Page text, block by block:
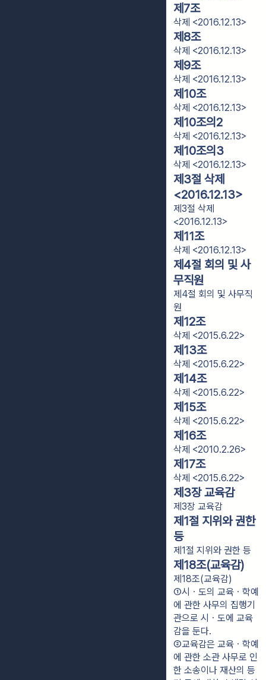
제7조
삭제 <2016.12.13>
제8조
삭제 <2016.12.13>
제9조
삭제 <2016.12.13>
제10조
삭제 <2016.12.13>
제10조의2
삭제 <2016.12.13>
제10조의3
삭제 <2016.12.13>
제3절 삭제
<2016.12.13>
제3절 삭제
<2016.12.13>
제11조
삭제 <2016.12.13>
제4절 회의 및 사
무직원
제4절 회의 및 사무직
원
제12조
삭제 <2015.6.22>
제13조
삭제 <2015.6.22>
제14조
삭제 <2015.6.22>
제15조
삭제 <2015.6.22>
제16조
삭제 <2010.2.26>
제17조
삭제 <2015.6.22>
제3장 교육감
제3장 교육감
제1절 지위와 권한
등
제1절 지위와 권한 등
제18조(교육감)
제18조(교육감)
①시ㆍ도의 교육ㆍ학예
에 관한 사무의 집행기
관으로 시ㆍ도에 교육
감을 둔다.
②교육감은 교육ㆍ학예
에 관한 소관 사무로 인
한 소송이나 재산의 등